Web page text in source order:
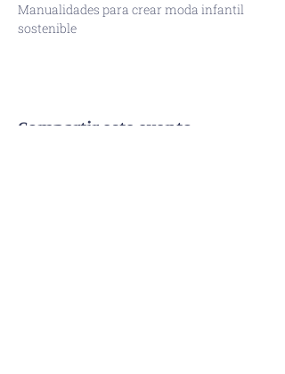
Manualidades para crear moda infantil
sostenible
Compartir este evento